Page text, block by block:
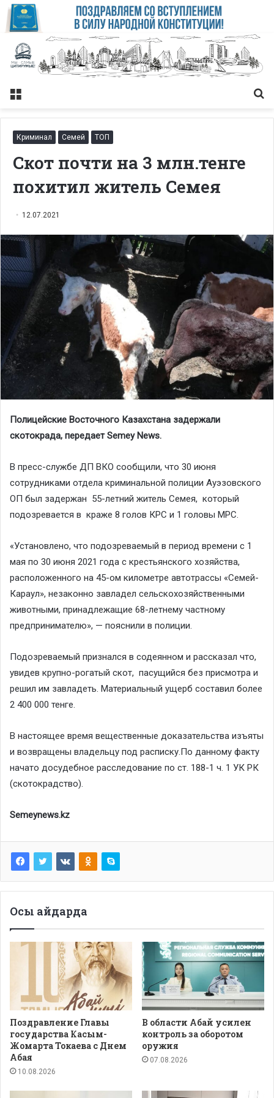
Меню
Криминал Семей ТОП
Скот почти на 3 млн.тенге
похитил житель Семея
12.07.2021
Полицейские Восточного Казахстана задержали
скотокрада, передает Semey News.
В пресс-службе ДП ВКО сообщили, что 30 июня
сотрудниками отдела криминальной полиции Ауэзовского
ОП был задержан 55-летний житель Семея, который
подозревается в краже 8 голов КРС и 1 головы МРС.
«Установлено, что подозреваемый в период времени с 1
мая по 30 июня 2021 года с крестьянского хозяйства,
расположенного на 45-ом километре автотрассы «Семей-
Караул», незаконно завладел сельскохозяйственными
животными, принадлежащие 68-летнему частному
предпринимателю», — пояснили в полиции.
Подозреваемый признался в содеянном и рассказал что,
увидев крупно-рогатый скот, пасущийся без присмотра и
решил им завладеть. Материальный ущерб составил более
2 400 000 тенге.
В настоящее время вещественные доказательства изъяты
и возвращены владельцу под расписку.По данному факту
начато досудебное расследование по ст. 188-1 ч. 1 УК РК
(скотокрадство).
Semeynews.kz
Осы айдарда
Поздравление Главы
государства Касым-
Жомарта Токаева с Днем
Абая
10.08.2026
В области Абай усилен
контроль за оборотом
оружия
07.08.2026